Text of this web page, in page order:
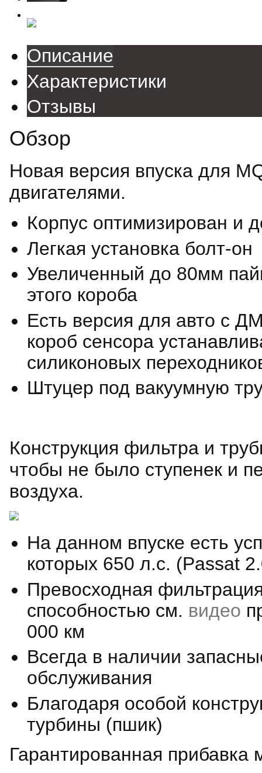
Описание
Характеристики
Отзывы
Обзор
Новая версия впуска для
двигателями.
Корпус оптимизирован и
Легкая установка болт-он
Увеличенный до 80мм
этого короба
Есть версия для авто с
короб сенсора
силиконовых
Штуцер под вакуумную
Конструкция фильтра и
чтобы не было ступенек и
воздуха.
На данном впуске есть
которых 650 л.с. (Passat
Превосходная
способностью см. видео
000 км
Всегда в наличии
обслуживания
Благодаря особой
турбины (пшик)
Гарантированная